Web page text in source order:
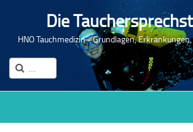
Die
HNO Tauchmedizin - Grundlagen,